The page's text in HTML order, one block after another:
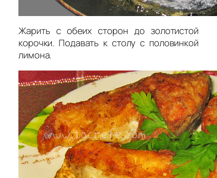
Жарить с обеих сторон до золотистой
корочки. Подавать к столу с половинкой
лимона.